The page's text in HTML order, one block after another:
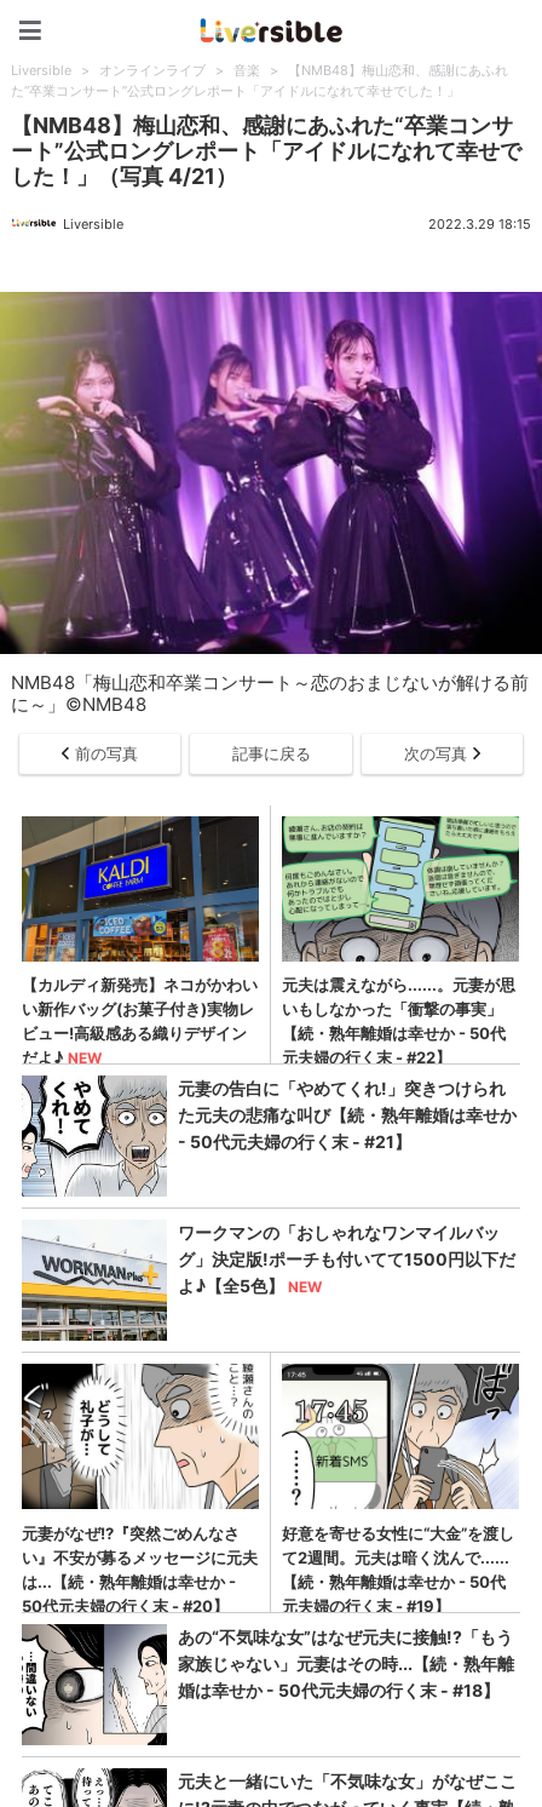
Liversible > オンラインライブ > 音楽 >
【NMB48】梅山恋和、感謝にあふれ
た“卒業コンサート”公式ロングレポート「アイドルになれて幸せでした！」
【NMB48】梅山恋和、感謝にあふれた“卒業コンサ
ート”公式ロングレポート「アイドルになれて幸せで
した！」（写真 4/21）
Liversible 2022.3.29 18:15
NMB48「梅山恋和卒業コンサート～恋のおまじないが解ける前
に～」©NMB48
前の写真 記事に戻る 次の写真